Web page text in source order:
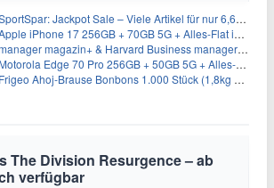
Jackpot Sale – Viele Artikel für nur 6,66€ – nur 48 Stunden
iPhone 17 256GB + 70GB 5G + Alles-Flat im Vodafone-Netz für 34,99€/Monat – eff. 4,65€/Monat
magazin+ & Harvard Business manager+ Digital-Kombi-Abo 1 Monat kostenlos
Motorola Edge 70 Pro 256GB + 50GB 5G + Alles-Flat im Vodafone-Netz für 19,99€/Monat – eff. 0,61€/Monat
Frigeo Ahoj-Brause Bonbons 1.000 Stück (1,8kg Eimer) für 6,29€
The Division Resurgence – ab
verfügbar